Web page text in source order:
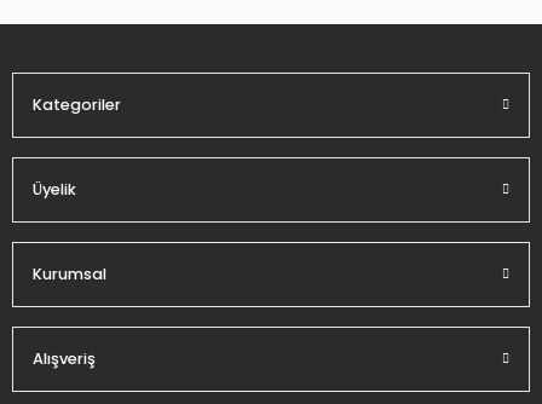
Kategoriler
Üyelik
Kurumsal
Alışveriş